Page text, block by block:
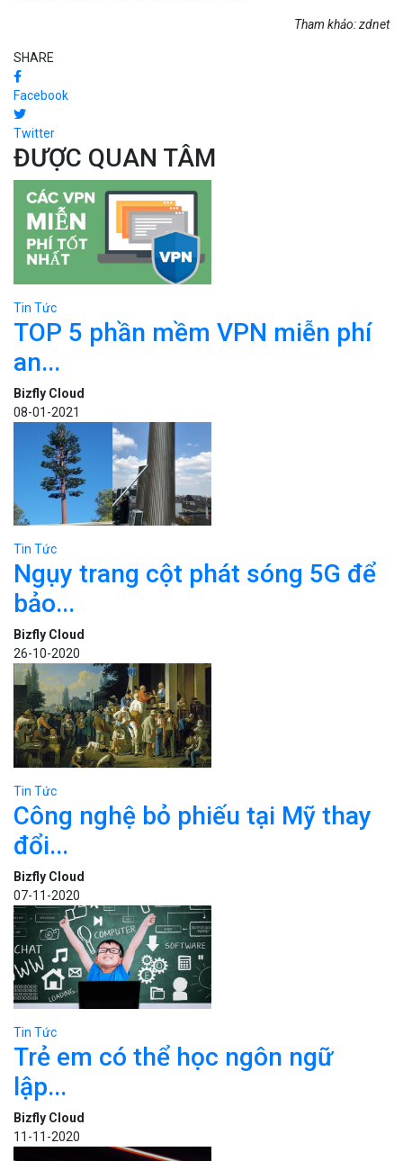
Tham khảo: zdnet
SHARE
Facebook
Twitter
ĐƯỢC QUAN TÂM
Tin Tức
TOP 5 phần mềm VPN miễn phí
an...
Bizfly Cloud
08-01-2021
Tin Tức
Ngụy trang cột phát sóng 5G để
bảo...
Bizfly Cloud
26-10-2020
Tin Tức
Công nghệ bỏ phiếu tại Mỹ thay
đổi...
Bizfly Cloud
07-11-2020
Tin Tức
Trẻ em có thể học ngôn ngữ
lập...
Bizfly Cloud
11-11-2020